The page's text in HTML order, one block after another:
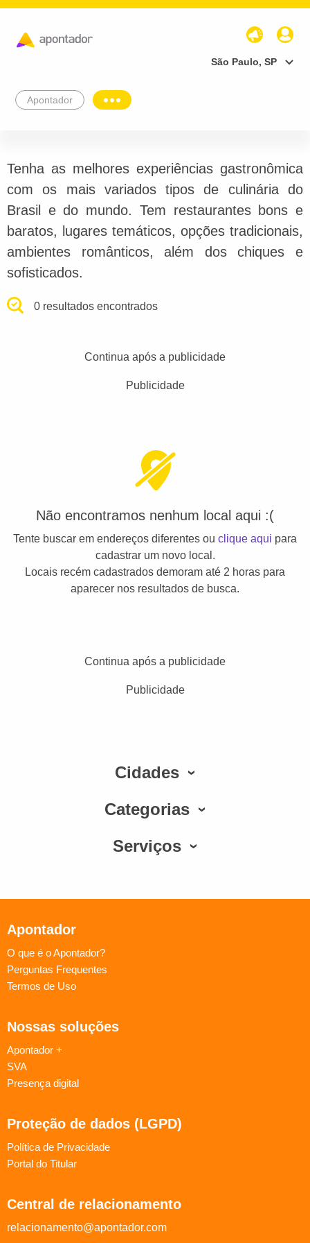
São Paulo, SP
Apontador
Tenha as melhores experiências gastronômica
com os mais variados tipos de culinária do
Brasil e do mundo. Tem restaurantes bons e
baratos, lugares temáticos, opções tradicionais,
ambientes românticos, além dos chiques e
sofisticados.
0 resultados encontrados
Continua após a publicidade
Publicidade
Não encontramos nenhum local aqui :(
Tente buscar em endereços diferentes ou clique aqui para
cadastrar um novo local.
Locais recém cadastrados demoram até 2 horas para
aparecer nos resultados de busca.
Continua após a publicidade
Publicidade
Cidades
Categorias
Serviços
Apontador
O que é o Apontador?
Perguntas Frequentes
Termos de Uso
Nossas soluções
Apontador +
SVA
Presença digital
Proteção de dados (LGPD)
Política de Privacidade
Portal do Titular
Central de relacionamento
relacionamento@apontador.com